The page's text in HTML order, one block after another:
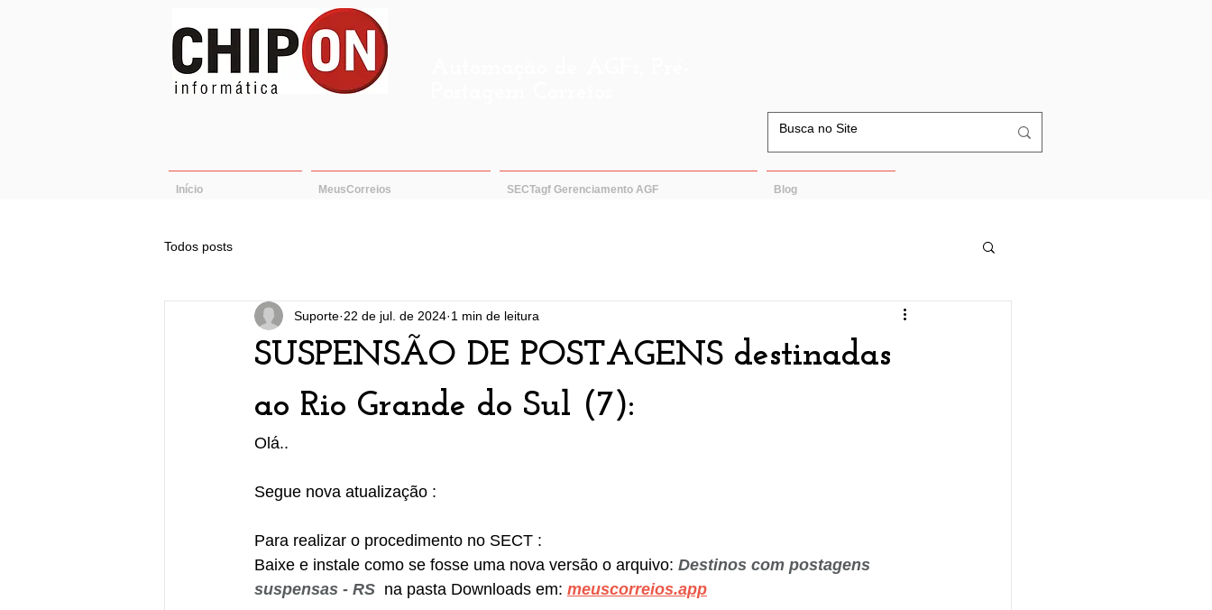
Início MeusCorreios SECTagf Gerenciamento AGF Blog
Todos posts
SUSPENSÃO DE POSTAGENS destinadas
ao Rio Grande do Sul (7):
Suporte 22 de jul. de 2024 1 min de leitura
Olá..
Segue nova atualização :
Para realizar o procedimento no SECT :
Baixe e instale como se fosse uma nova versão o arquivo: Destinos com postagens
suspensas - RS na pasta Downloads em: meuscorreios.app